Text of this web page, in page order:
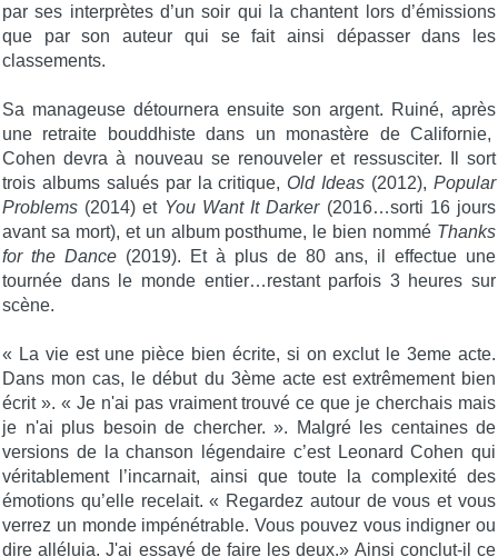
par ses interprètes d’un soir qui la chantent lors d’émissions
que par son auteur qui se fait ainsi dépasser dans les
classements.
Sa manageuse détournera ensuite son argent. Ruiné, après
une retraite bouddhiste dans un monastère de Californie,
Cohen devra à nouveau se renouveler et ressusciter. Il sort
trois albums salués par la critique, Old Ideas (2012), Popular
Problems (2014) et You Want It Darker(2016…sorti 16 jours
avant sa mort), et un album posthume, le bien nommé Thanks
for the Dance (2019). Et à plus de 80 ans, il effectue une
tournée dans le monde entier…restant parfois 3 heures sur
scène.
« La vie est une pièce bien écrite, si on exclut le 3eme acte.
Dans mon cas, le début du 3ème acte est extrêmement bien
écrit ». « Je n'ai pas vraiment trouvé ce que je cherchais mais
je n'ai plus besoin de chercher. ». Malgré les centaines de
versions de la chanson légendaire c’est Leonard Cohen qui
véritablement l’incarnait, ainsi que toute la complexité des
émotions qu’elle recelait. « Regardez autour de vous et vous
verrez un monde impénétrable. Vous pouvez vous indigner ou
dire alléluia. J'ai essayé de faire les deux.» Ainsi conclut-il ce